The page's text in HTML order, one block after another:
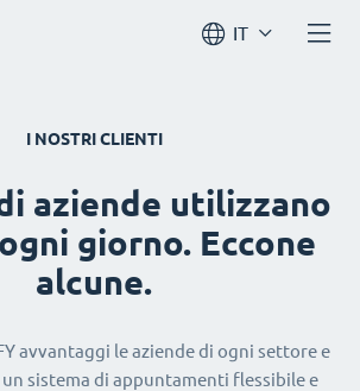
IT
I NOSTRI CLIENTI
aziende utilizzano
giorno. Eccone
alcune.
avvantaggi le aziende di ogni settore e
sistema di appuntamenti flessibile e